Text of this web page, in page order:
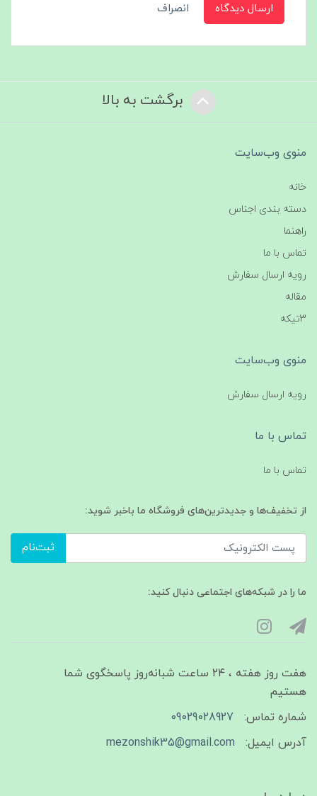
ارسال دیدگاه انصراف
برگشت به بالا
منوی وب‌سایت
خانه
دسته بندی اجناس
راهنما
تماس با ما
رویه ارسال سفارش
مقاله
3تیکه
منوی وب‌سایت
رویه ارسال سفارش
تماس با ما
تماس با ما
از تخفیف‌ها و جدیدترین‌های فروشگاه ما باخبر شوید:
ثبت‌نام
ما را در شبکه‌های اجتماعی دنبال کنید:
هفت روز هفته ، ۲۴ ساعت شبانه‌روز پاسخگوی شما
هستیم
شماره تماس:
09029028927
آدرس ایمیل:
mezonshik35@gmail.com